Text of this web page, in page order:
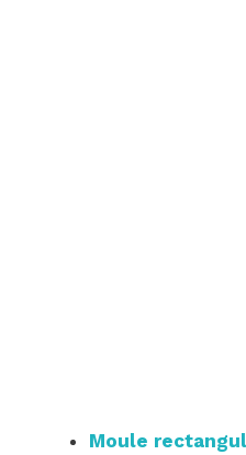
Moule